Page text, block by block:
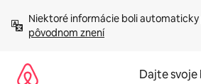
obsah.
Niektoré informácie boli automaticky
pôvodnom znení
Dajte svoje